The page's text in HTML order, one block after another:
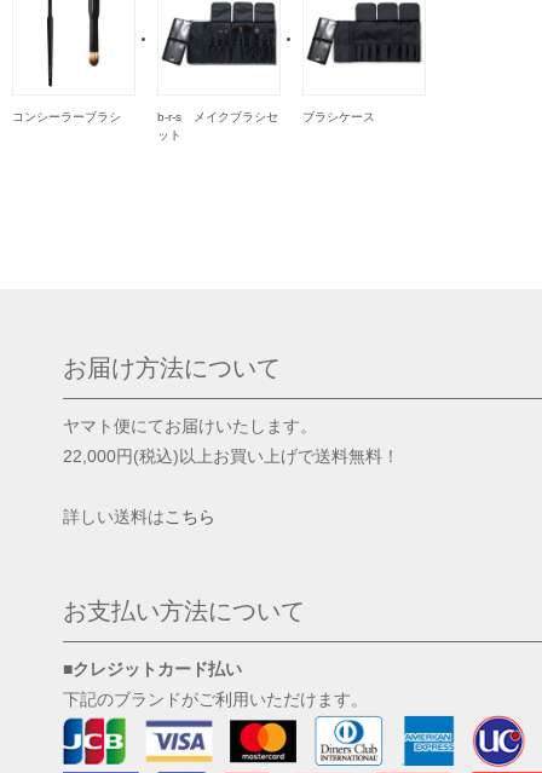
コンシーラーブラシ
b-r-s メイクブラシセ
ット
ブラシケース
お届け方法について
ヤマト便にてお届けいたします。
22,000円(税込)以上お買い上げで送料無料！
詳しい送料はこちら
お支払い方法について
■クレジットカード払い
下記のブランドがご利用いただけます。